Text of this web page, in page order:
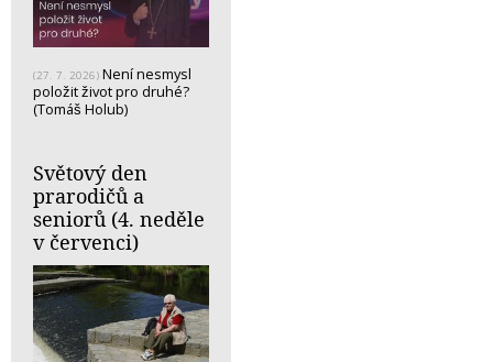
(27. 7. 2026) Není nesmysl
položit život pro druhé?
(Tomáš Holub)
Světový den
prarodičů a
seniorů (4. neděle
v červenci)